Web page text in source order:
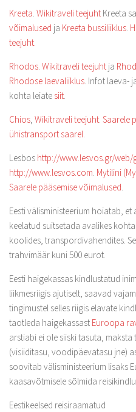
Kreeta. Wikitraveli teejuht Kreeta
võimalused ja Kreeta bussiliiklus.
teejuht.
Rhodos. Wikitraveli teejuht ja
Rhodose laevaliiklus. Infot laeva-
kohta leiate siit.
Chios, Wikitraveli teejuht. Saarele
ühistransport saarel.
Lesbos http://www.lesvos.gr/web/
http://www.lesvos.com. Mytilini
Saarele pääsemise võimalused.
Eesti välisministeerium hoiatab, et
keelatud suitsetada avalikes
koolides, transpordivahendites.
trahvimäär kuni 500 eurot.
Eesti haigekassas kindlustatud
liikmesriigis ajutiselt, saavad
tingimustel selles riigis elavate
taotleda haigekassast Euroopa
arstiabi ei ole siiski tasuta,
(visiiditasu, voodipäevatasu jne)
soovitab välisministeerium lisaks
kaasavõtmisele sõlmida
Eestikeelsed reisiraamatud